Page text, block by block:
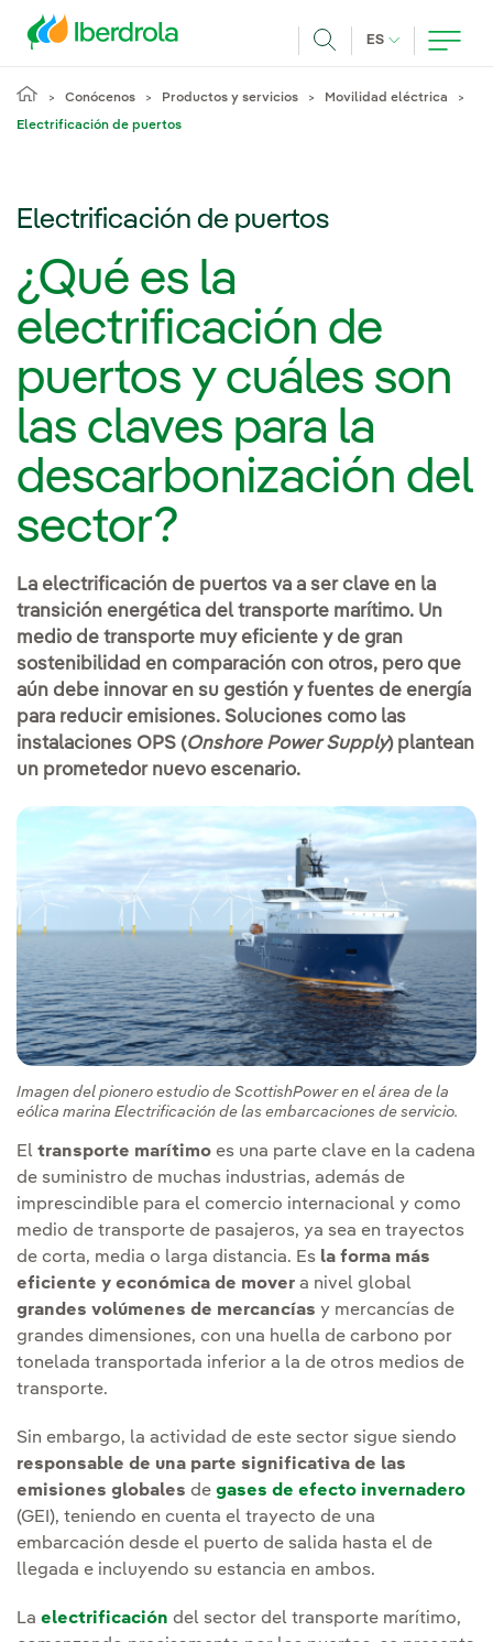
ES IDIOMA
Conócenos Productos y servicios Movilidad eléctrica
Electrificación de puertos
Electrificación de puertos
¿Qué es la
electrificación de
puertos y cuáles son
las claves para la
descarbonización del
sector?
La electrificación de puertos va a ser clave en la
transición energética del transporte marítimo. Un
medio de transporte muy eficiente y de gran
sostenibilidad en comparación con otros, pero que
aún debe innovar en su gestión y fuentes de energía
para reducir emisiones. Soluciones como las
instalaciones OPS (Onshore Power Supply) plantean
un prometedor nuevo escenario.
Imagen del pionero estudio de ScottishPower en el área de la
eólica marina Electrificación de las embarcaciones de servicio.
El transporte marítimo es una parte clave en la cadena
de suministro de muchas industrias, además de
imprescindible para el comercio internacional y como
medio de transporte de pasajeros, ya sea en trayectos
de corta, media o larga distancia. Es la forma más
eficiente y económica de mover a nivel global
grandes volúmenes de mercancías y mercancías de
grandes dimensiones, con una huella de carbono por
tonelada transportada inferior a la de otros medios de
transporte.
Sin embargo, la actividad de este sector sigue siendo
responsable de una parte significativa de las
emisiones globales de gases de efecto invernadero
(GEI), teniendo en cuenta el trayecto de una
embarcación desde el puerto de salida hasta el de
llegada e incluyendo su estancia en ambos.
La electrificación del sector del transporte marítimo,